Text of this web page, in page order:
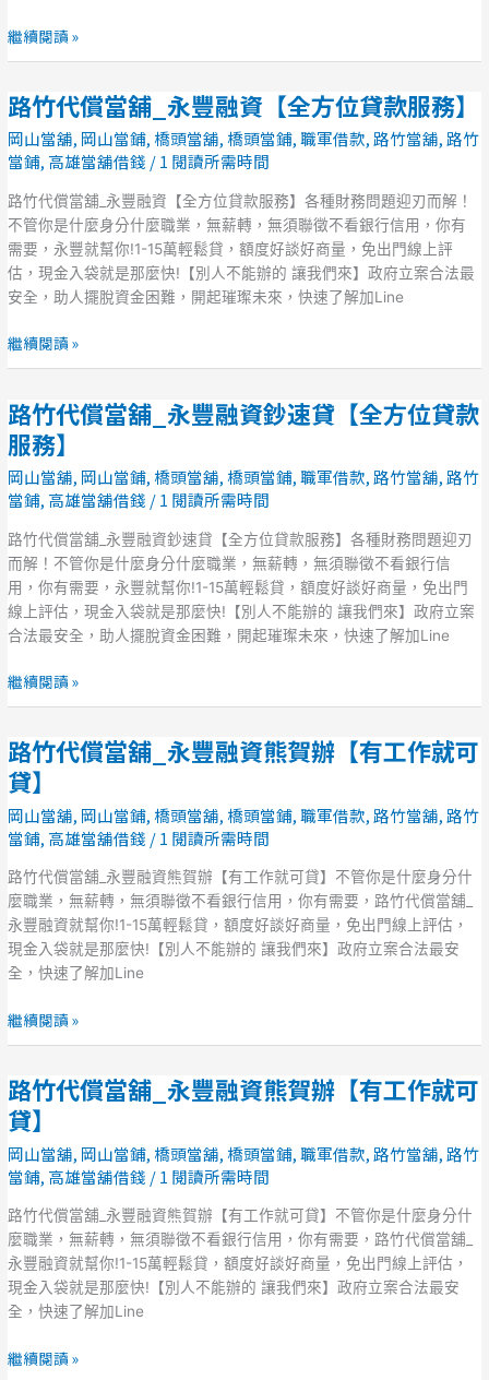
資
【全
位
貸
款
務】
繼續閱讀 »
路竹代償當舖_永豐融資【全方位貸款服務】
岡山當舖, 岡山當鋪,橋頭當舖,橋頭當鋪,職軍借款,路竹當舖,路竹
當鋪, 高雄當舖借錢 /1 閱讀所需時間
路竹代償當舖_永豐融資【全方位貸款服務】各種財務問題迎刃而解！
不管你是什麼身分什麼職業，無薪轉，無須聯徵不看銀行信用，你有
需要，永豐就幫你!1-15萬輕鬆貸，額度好談好商量，免出門線上評
估，現金入袋就是那麼快!【別人不能辦的 讓我們來】政府立案合法最
安全，助人擺脫資金困難，開起璀璨未來，快速了解加Line
路
代
償
當
舖
_
永
豐
資
【全
位
貸
款
服
務】
繼續閱讀 »
路竹代償當舖_永豐融資鈔速貸【全方位貸款
服務】
岡山當舖, 岡山當鋪,橋頭當舖,橋頭當鋪,職軍借款, 路竹當舖, 路竹
當鋪, 高雄當舖借錢 /1 閱讀所需時間
路竹代償當舖_永豐融資鈔速貸【全方位貸款服務】各種財務問題迎刃
而解！不管你是什麼身分什麼職業，無薪轉，無須聯徵不看銀行信
用，你有需要，永豐就幫你!1-15萬輕鬆貸，額度好談好商量，免出門
線上評估，現金入袋就是那麼快!【別人不能辦的 讓我們來】政府立案
合法最安全，助人擺脫資金困難，開起璀璨未來，快速了解加Line
路
竹
代
償
當
舖
_
永
豐
融
資
鈔
【全
方
位
貸
款
服
務】
繼續閱讀 »
路竹代償當舖_永豐融資熊賀辦【有工作就可
貸】
岡山當舖, 岡山當鋪,橋頭當舖,橋頭當鋪,職軍借款, 路竹當舖, 路竹
當鋪, 高雄當舖借錢 /1 閱讀所需時間
路竹代償當舖_永豐融資熊賀辦【有工作就可貸】不管你是什麼身分什
麼職業，無薪轉，無須聯徵不看銀行信用，你有需要，路竹代償當舖_
永豐融資就幫你!1-15萬輕鬆貸，額度好談好商量，免出門線上評估，
現金入袋就是那麼快!【別人不能辦的 讓我們來】政府立案合法最安
全，快速了解加Line
路
竹
代
償
當
舖
_
永
豐
融
熊
【有
工
作
就
可
貸】
繼續閱讀 »
路竹代償當舖_永豐融資熊賀辦【有工作就可
貸】
岡山當舖, 岡山當鋪,橋頭當舖,橋頭當鋪,職軍借款, 路竹當舖, 路竹
當鋪, 高雄當舖借錢 /1 閱讀所需時間
路竹代償當舖_永豐融資熊賀辦【有工作就可貸】不管你是什麼身分什
麼職業，無薪轉，無須聯徵不看銀行信用，你有需要，路竹代償當舖_
永豐融資就幫你!1-15萬輕鬆貸，額度好談好商量，免出門線上評估，
現金入袋就是那麼快!【別人不能辦的 讓我們來】政府立案合法最安
全，快速了解加Line
路
竹
代
償
當
舖
_
永
豐
融
熊
繼續閱讀 »